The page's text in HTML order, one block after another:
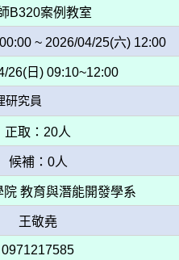
B320案例教室
~ 2026/04/25(六) 12:00
26(日) 09:10~12:00
研究員
正取：20人
候補：0人
院 教育與潛能開發學系
王敬堯
0971217585